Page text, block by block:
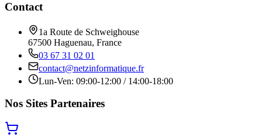
Contact
1a Route de Schweighouse
67500 Haguenau, France
03 67 31 02 01
contact@netzinformatique.fr
Lun-Ven: 09:00-12:00 / 14:00-18:00
Nos Sites Partenaires